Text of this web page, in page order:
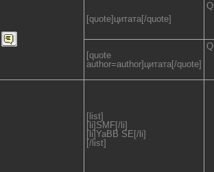
[quote]цитата[/quote]
[quote
author=author]цитата[/quote]
[list]
[li]SMF[/li]
[li]YaBB SE[/li]
[/list]